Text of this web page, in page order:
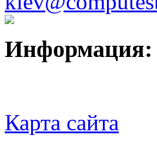
Информация:
Карта сайта